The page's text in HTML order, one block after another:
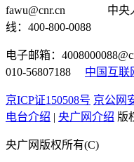
fawu@cnr.cn 中央人
线：400-800-0088
电子邮箱：
010-56807188 中国互联
京ICP证150508号 京公网
电台介绍 | 央广网介绍 版
央广网版权所有(C)